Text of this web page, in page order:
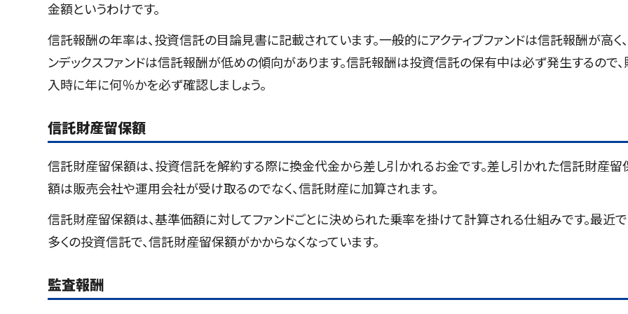
金額というわけです。
信託報酬の年率は、投資信託の目論見書に記載されています。一般的にアクティブファンドは信託報酬が高く
ンデックスファンドは信託報酬が低めの傾向があります。信託報酬は投資信託の保有中は必ず発生するので、
入時に年に何％かを必ず確認しましょう。
信託財産留保額
信託財産留保額は、投資信託を解約する際に換金代金から差し引かれるお金です。差し引かれた信託財産留
額は販売会社や運用会社が受け取るのでなく、信託財産に加算されます。
信託財産留保額は、基準価額に対してファンドごとに決められた乗率を掛けて計算される仕組みです。最近
多くの投資信託で、信託財産留保額がかからなくなっています。
監査報酬